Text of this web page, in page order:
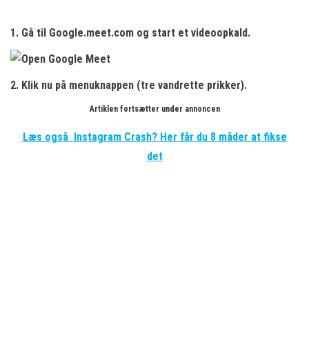
1. Gå til Google.meet.com og start et videoopkald.
2. Klik nu på menuknappen (tre vandrette prikker).
Artiklen fortsætter under annoncen
Læs også Instagram Crash? Her får du 8 måder at fikse
det